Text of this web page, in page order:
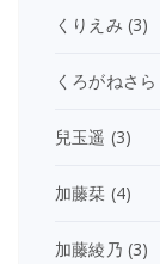
くりえみ (3)
くろがねさら
兒玉遥 (3)
加藤栞 (4)
加藤綾乃 (3)